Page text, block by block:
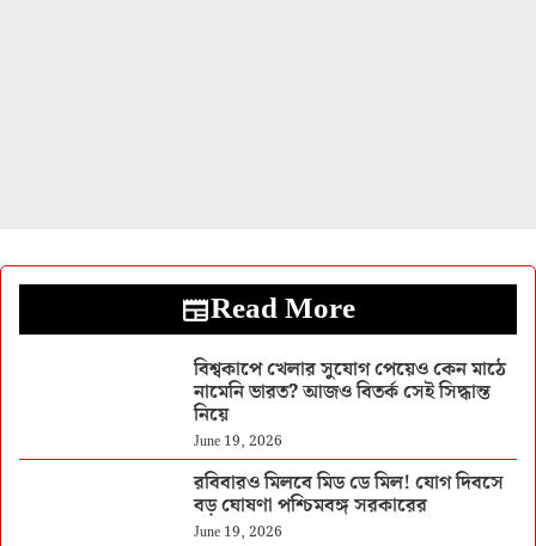
Read More
বিশ্বকাপে খেলার সুযোগ পেয়েও কেন মাঠে
নামেনি ভারত? আজও বিতর্ক সেই সিদ্ধান্ত
নিয়ে
June 19, 2026
রবিবারও মিলবে মিড ডে মিল! যোগ দিবসে
বড় ঘোষণা পশ্চিমবঙ্গ সরকারের
June 19, 2026